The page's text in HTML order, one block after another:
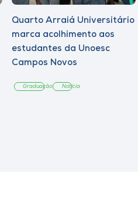
Quarto Arraiá Universitário
marca acolhimento aos
estudantes da Unoesc
Campos Novos
Graduação Notícia